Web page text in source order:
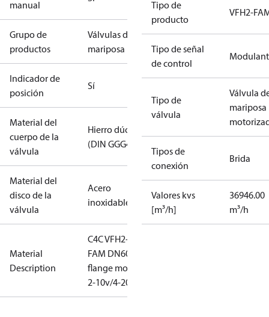
manual
Grupo de
productos
Válvulas de
mariposa
Indicador de
posición
Sí
Material del
cuerpo de la
válvula
Hierro dúctil
(DIN GGG40)
Material del
disco de la
válvula
Acero
inoxidable
Material
Description
C4C VFH2-
FAM DN600
flange mod
2-10v/4-20
Tipo de
producto
VFH2-
Tipo de señal
de control
Tipo de
válvula
Válvula
mariposa
Tipos de
conexión
Brida
Valores kvs
[m³/h]
36946.00
m³/h